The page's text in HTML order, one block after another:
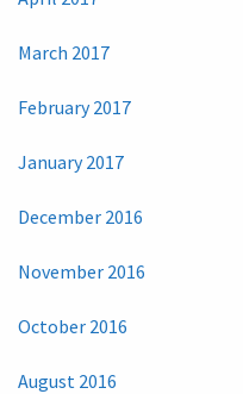
March 2017
February 2017
January 2017
December 2016
November 2016
October 2016
August 2016